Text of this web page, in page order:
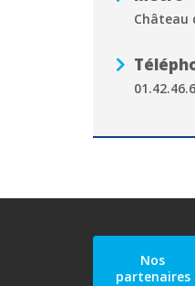
Château
Nos
partenaires